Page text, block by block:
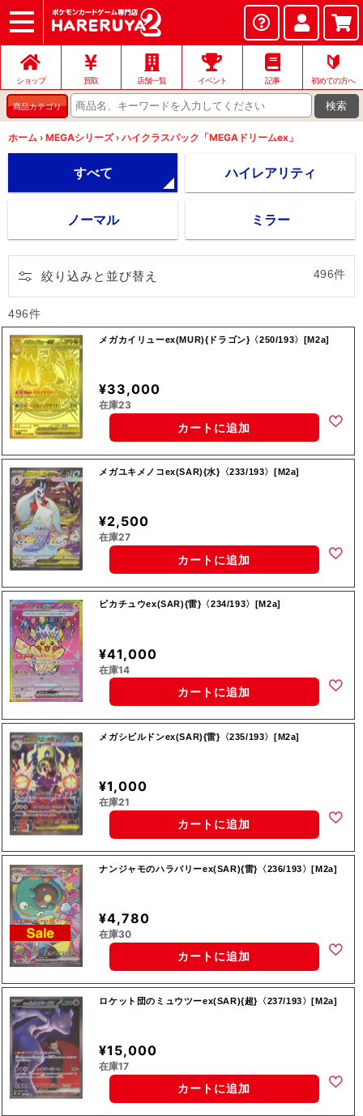
ショップ
店頭買取
ネット買取
店舗一覧
イベント
お問い合わせ
ショップ 買取 店舗一覧 イベント 記事
🔰
初めての方へ
商品カテゴリ 検索
ホーム › MEGAシリーズ › ハイクラスパック「MEGAドリームex」
すべて ハイレアリティ
ノーマル ミラー
絞り込みと並び替え 496件
496件
メガカイリューex(MUR){ドラゴン}〈250/193〉[M2a]
¥33,000
在庫23
カートに追加
メガユキメノコex(SAR){水}〈233/193〉[M2a]
¥2,500
在庫27
カートに追加
ピカチュウex(SAR){雷}〈234/193〉[M2a]
¥41,000
在庫14
カートに追加
メガシビルドンex(SAR){雷}〈235/193〉[M2a]
¥1,000
在庫21
カートに追加
ナンジャモのハラバリーex(SAR){雷}〈236/193〉[M2a]
¥4,780
在庫30
カートに追加
ロケット団のミュウツーex(SAR){超}〈237/193〉[M2a]
¥15,000
在庫17
カートに追加